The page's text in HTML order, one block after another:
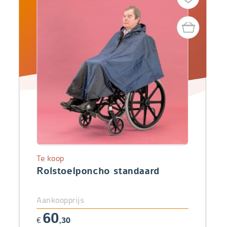
Rolstoelponcho standaard
Te koop
Aankoopprijs
€ 60,30